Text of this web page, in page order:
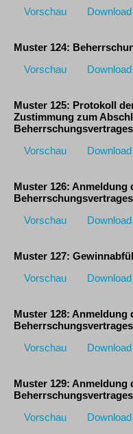
Vorschau
Download
Muster 124:
Vorschau
Download
Muster 125: Protokoll
Zustimmung zum
Beherrschungsvertrages
Vorschau
Download
Muster 126: Anmeldung
Beherrschungsvertrages
Vorschau
Download
Muster 127:
Vorschau
Download
Muster 128: Anmeldung
Beherrschungsvertrages
Vorschau
Download
Muster 129: Anmeldung
Beherrschungsvertrages
Vorschau
Download